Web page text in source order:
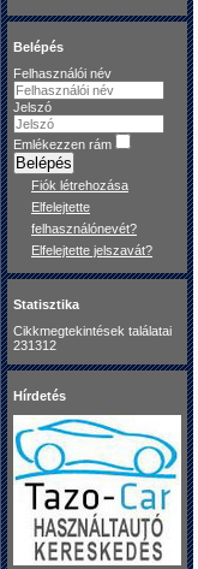
Belépés
Felhasználói név
Jelszó
Emlékezzen rám
Belépés
Fiók létrehozása
Elfelejtette
felhasználónevét?
Elfelejtette jelszavát?
Statisztika
Cikkmegtekintések találatai
231312
Hírdetés